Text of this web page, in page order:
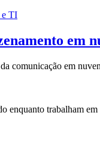
e TI
em
comunicação em